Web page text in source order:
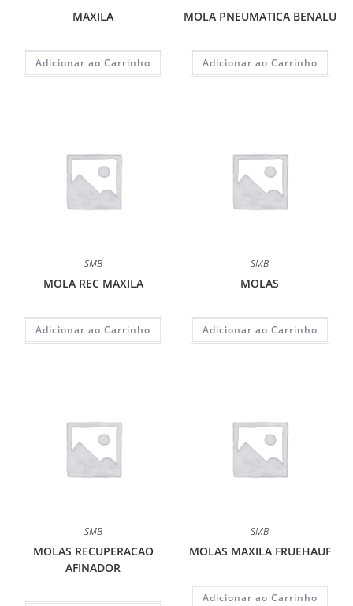
MAXILA
Adicionar ao Carrinho
MOLA PNEUMATICA BENALU
Adicionar ao Carrinho
SMB
MOLA REC MAXILA
Adicionar ao Carrinho
SMB
MOLAS
Adicionar ao Carrinho
SMB
MOLAS RECUPERACAO
AFINADOR
SMB
MOLAS MAXILA FRUEHAUF
Adicionar ao Carrinho